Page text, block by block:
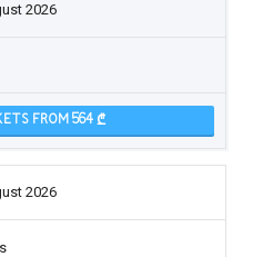
2026
FROM 564
2026